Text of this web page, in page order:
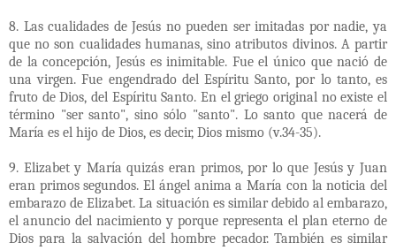
8. Las cualidades de Jesús no pueden ser imitadas por nadie, ya
que no son cualidades humanas, sino atributos divinos. A partir
de la concepción, Jesús es inimitable. Fue el único que nació de
una virgen. Fue engendrado del Espíritu Santo, por lo tanto, es
fruto de Dios, del Espíritu Santo. En el griego original no existe el
término "ser santo", sino sólo "santo". Lo santo que nacerá de
María es el hijo de Dios, es decir, Dios mismo (v.34-35).
9. Elizabet y María quizás eran primos, por lo que Jesús y Juan
eran primos segundos. El ángel anima a María con la noticia del
embarazo de Elizabet. La situación es similar debido al embarazo,
el anuncio del nacimiento y porque representa el plan eterno de
Dios para la salvación del hombre pecador. También es similar